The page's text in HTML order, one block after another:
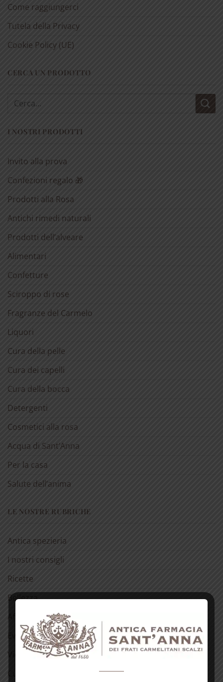
Come raggiungerci
Tutela della Privacy
Cookie Policy (UE)
CERCA UN PRODOTTO
Cerca:
I NOSTRI PRODOTTI
Invito alla prova
Confezioni regalo 🎁
Prodotti alla Rosa
Antichi rimedi naturali
Prodotti dell’alveare
Alimentari
Confetture
Sciroppo di rose
Fragranze del Carmelo
Liquori
Cura della pelle
Cura dei capelli
Cura della bocca
Detergenti
Cosmetici alla rosa
Acqua di Sant’Anna
Per la casa
Salute dell’anima
LE NOSTRE RUBRICHE
Antica spezieria
I nostri consigli
Ricette
Bellezza
Aforismi
Eventi
Video
Curiosità